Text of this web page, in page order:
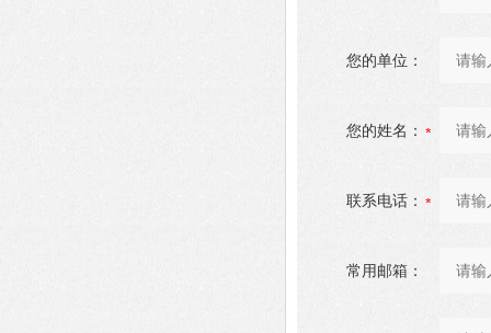
您的单位：
您的姓名：
联系电话：
常用邮箱：